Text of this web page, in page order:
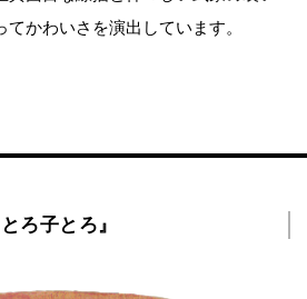
かわいさを演出しています。
ろ子とろ』